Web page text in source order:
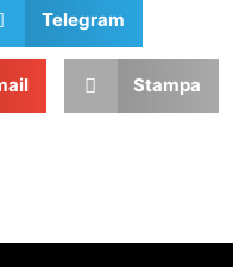
Telegram
Stampa